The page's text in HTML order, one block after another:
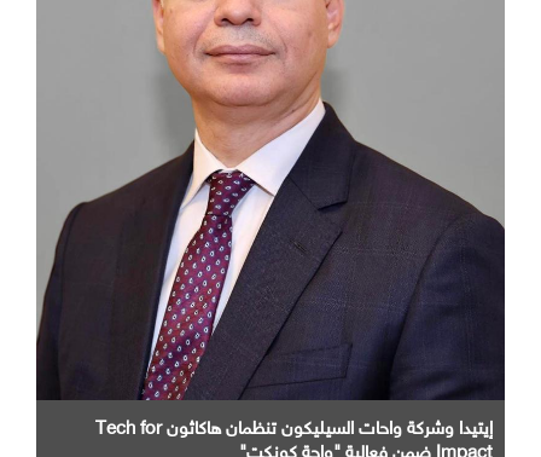
إيتيدا وشركة واحات السيليكون تنظمان هاكاثون Tech for
Impact ضمن فعالية "واحة كونكت"